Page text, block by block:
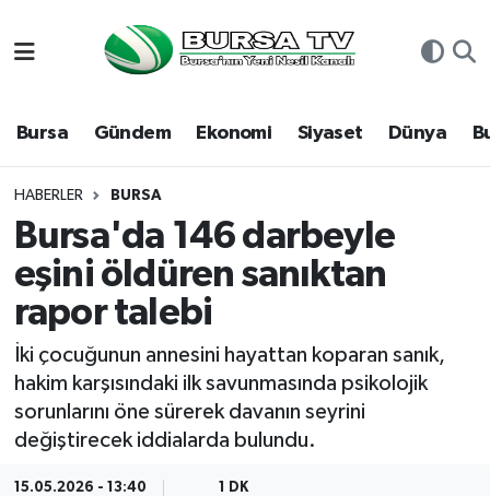
Bursa Gündem Ekonomi Siyaset Dünya
HABERLER BURSA
Bursa'da 146 darbeyle
eşini öldüren sanıktan
rapor talebi
İki çocuğunun annesini hayattan koparan sanık,
hakim karşısındaki ilk savunmasında psikolojik
sorunlarını öne sürerek davanın seyrini
değiştirecek iddialarda bulundu.
15.05.2026 - 13:40 1 DK
Bursa
Dünya
Eğitim
Ekonomi
Genel
Gündem
Hava Durumu
Namaz Vakitleri
Trafik Durumu
Süper Lig Puan Durumu ve Fikstür
Tüm Manşetler
Son Dakika Haberleri